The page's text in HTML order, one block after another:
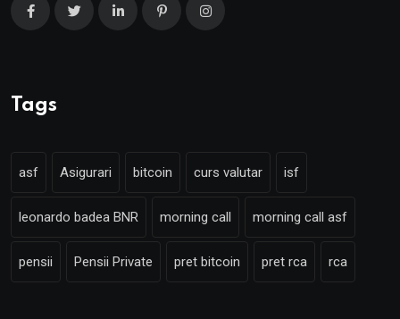
Tags
asf Asigurari bitcoin curs valutar isf
leonardo badea BNR morning call morning call asf
pensii Pensii Private pret bitcoin pret rca rca